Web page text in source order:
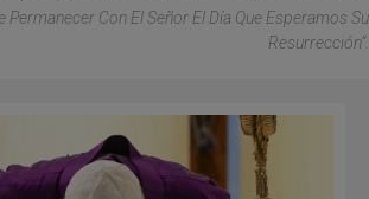
Permanecer Con El Señor El Día Que Esperamos Su
Resurrección”.